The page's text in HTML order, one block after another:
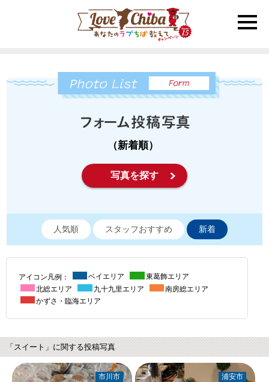
toggle
（新着順）
写真を探す
人気順 スタッフおすすめ 新着
アイコン凡例： ベイエリア
東葛飾エリア
北総エリア
九十九里エリア
南房総エリア
かずさ・臨海エリア
「スイート」に関する投稿写真
市川市 浦安市